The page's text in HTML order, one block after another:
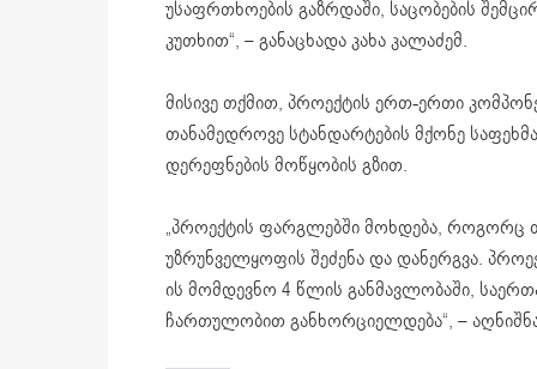
უსაფრთხოების გაზრდაში, საცობების
კუთხით“, – განაცხადა კახა კალაძემ.
მისივე თქმით, პროექტის ერთ-ერთი
თანამედროვე სტანდარტების მქონე
დერეფნების მოწყობის გზით.
„პროექტის ფარგლებში მოხდება, როგორც
უზრუნველყოფის შეძენა და დანერგვა.
ის მომდევნო 4 წლის განმავლობაში,
ჩართულობით განხორციელდება“, –